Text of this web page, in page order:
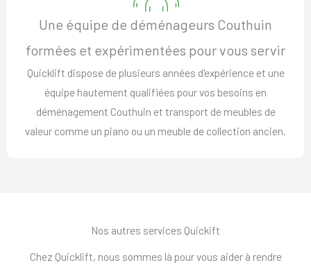
Une équipe de déménageurs Couthuin
formées et expérimentées pour vous servir
Quicklift dispose de plusieurs années d'expérience et une
équipe hautement qualifiées pour vos besoins en
déménagement Couthuin et transport de meubles de
valeur comme un piano ou un meuble de collection ancien.
Nos autres services Quickift
Chez Quicklift, nous sommes là pour vous aider à rendre